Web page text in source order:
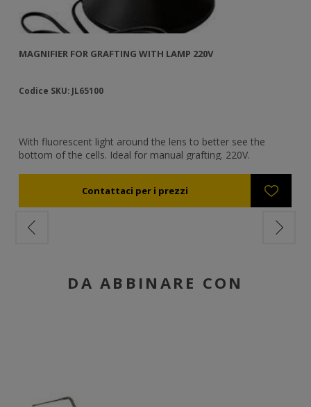
MAGNIFIER FOR GRAFTING WITH LAMP 220V
Codice SKU: JL65100
With fluorescent light around the lens to better see the
bottom of the cells. Ideal for manual grafting. 220V.
DA ABBINARE CON